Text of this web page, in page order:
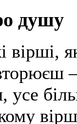
душу
вірші,
усе